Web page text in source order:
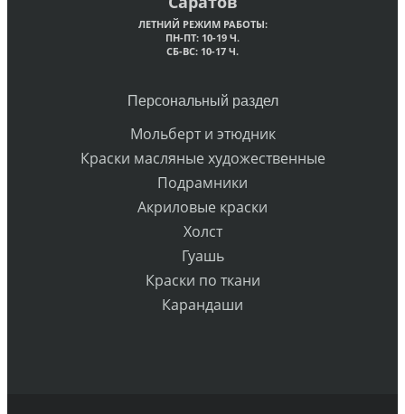
ЛЕТНИЙ РЕЖИМ РАБОТЫ:
ПН-ПТ: 10-19 Ч.
СБ-ВС: 10-17 Ч.
Персональный раздел
Мольберт и этюдник
Краски масляные художественные
Подрамники
Акриловые краски
Холст
Гуашь
Краски по ткани
Карандаши